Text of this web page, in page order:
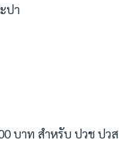
ปา
บาท สำหรับ ปวช ปวส